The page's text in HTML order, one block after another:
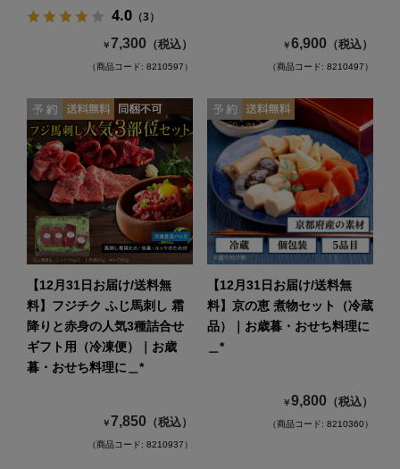
4.0（3）
￥ 7,300 （税込）
（商品コード: 8210597）
￥6,900 （税込）
（商品コード: 8210497）
【12月31日お届け/送料無
料】フジチク ふじ馬刺し 霜
降りと赤身の人気3種詰合せ
ギフト用（冷凍便）｜お歳
暮・おせち料理に＿*
￥ 7,850 （税込）
（商品コード: 8210937）
【12月31日お届け/送料無
料】京の恵 煮物セット（冷蔵
品）｜お歳暮・おせち料理に
＿*
￥9,800 （税込）
（商品コード: 8210360）